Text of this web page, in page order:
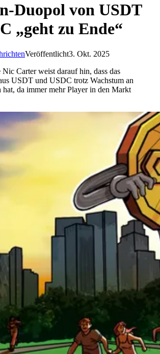
Duopol von USDT
„geht zu Ende“
Veröffentlicht3. Okt. 2025
Carter weist darauf hin, dass das
USDT und USDC trotz Wachstum an
da immer mehr Player in den Markt